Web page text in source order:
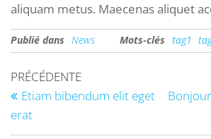
aliquam metus. Maecenas aliquet
Publié dans News Mots-clés tag1
PRÉCÉDENTE
Etiam bibendum elit eget
erat